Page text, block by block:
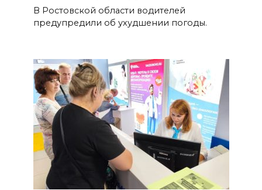
В Ростовской области водителей
предупредили об ухудшении погоды.